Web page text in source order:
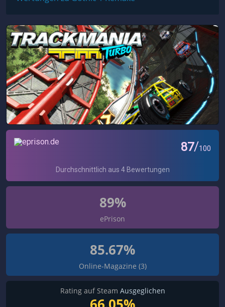
89%
ePrison
85.67%
Online-Magazine (3)
Rating auf Steam Ausgeglichen